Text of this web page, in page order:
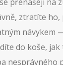
ztratíte
návykem
do koše, jak
nesprávného